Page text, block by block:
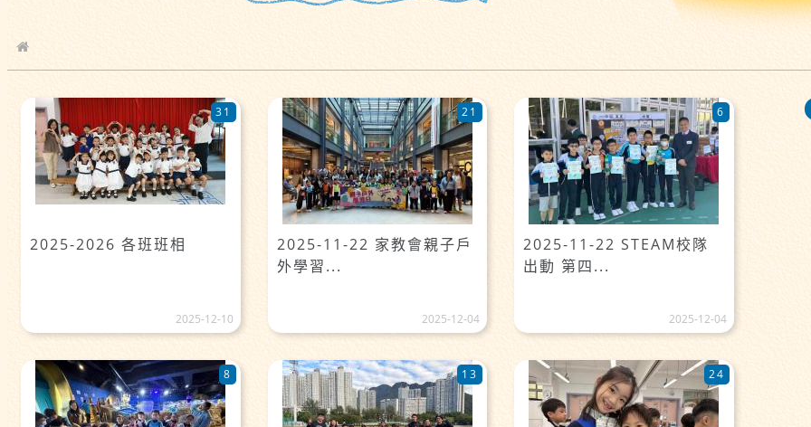
校園相簿
2025-2026 各班班相
31
2025-12-10
2025-11-22 家教會親子戶
外學習...
21
2025-12-04
2025-11-22 STEAM校隊
出動 第四...
6
2025-12-04
8 13 24